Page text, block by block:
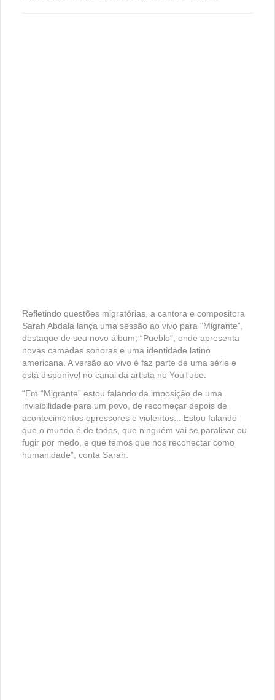
Refletindo questões migratórias, a cantora e compositora
Sarah Abdala lança uma sessão ao vivo para “Migrante”,
destaque de seu novo álbum, “Pueblo”, onde apresenta
novas camadas sonoras e uma identidade latino
americana. A versão ao vivo é faz parte de uma série e
está disponível no canal da artista no YouTube.
“Em “Migrante” estou falando da imposição de uma
invisibilidade para um povo, de recomeçar depois de
acontecimentos opressores e violentos... Estou falando
que o mundo é de todos, que ninguém vai se paralisar ou
fugir por medo, e que temos que nos reconectar como
humanidade”, conta Sarah.